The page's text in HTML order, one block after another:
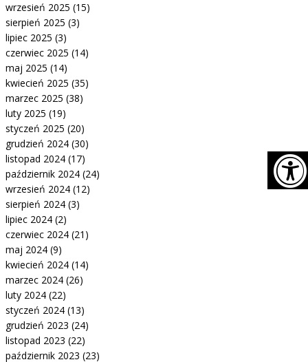
wrzesień 2025 (15)
sierpień 2025 (3)
lipiec 2025 (3)
czerwiec 2025 (14)
maj 2025 (14)
kwiecień 2025 (35)
marzec 2025 (38)
luty 2025 (19)
styczeń 2025 (20)
grudzień 2024 (30)
listopad 2024 (17)
październik 2024 (24)
wrzesień 2024 (12)
sierpień 2024 (3)
lipiec 2024 (2)
czerwiec 2024 (21)
maj 2024 (9)
kwiecień 2024 (14)
marzec 2024 (26)
luty 2024 (22)
styczeń 2024 (13)
grudzień 2023 (24)
listopad 2023 (22)
październik 2023 (23)